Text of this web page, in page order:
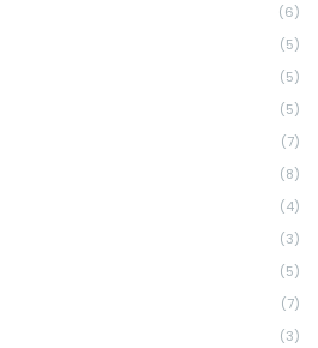
(6)
(5)
(5)
(5)
(7)
(8)
(4)
(3)
(5)
(7)
(3)